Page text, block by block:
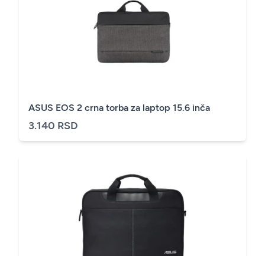
ASUS EOS 2 crna torba za laptop 15.6 inča
3.140 RSD